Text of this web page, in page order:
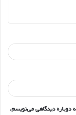
دوباره دیدگاهی می‌نویسم.